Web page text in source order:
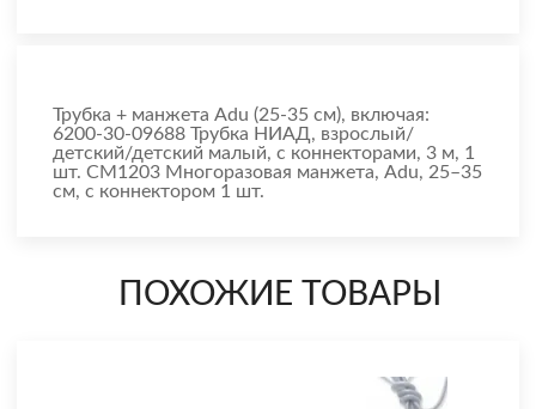
Трубка + манжета Adu (25-35 см), включая:
6200-30-09688 Трубка НИАД, взрослый/
детский/детский малый, с коннекторами, 3 м, 1
шт. CM1203 Многоразовая манжета, Adu, 25–35
см, с коннектором 1 шт.
ПОХОЖИЕ ТОВАРЫ